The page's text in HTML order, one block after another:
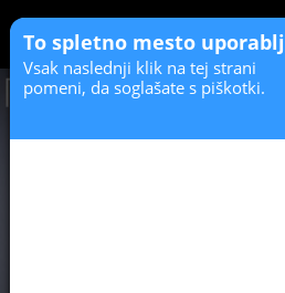
To spletno mesto
Vsak naslednji klik na tej strani
pomeni, da soglašate s piškotki.